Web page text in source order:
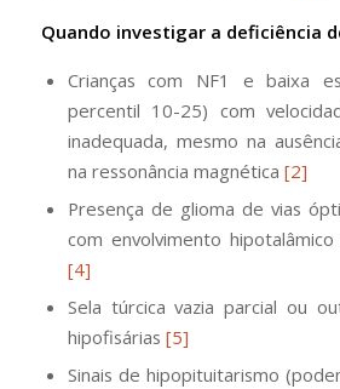
Quando investigar a deficiência
Crianças com NF1 e baixa
percentil 10-25) com
inadequada, mesmo na
na ressonância magnética [2]
Presença de glioma de vias
com envolvimento
[4]
Sela túrcica vazia parcial ou
hipofisárias [5]
Sinais de hipopituitarismo